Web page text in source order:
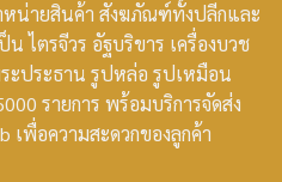
หน่ายสินค้า สังฆภัณฑ์ทั้งปลีกและ
ไตรจีวร อัฐบริขาร เครื่องบวช
ะประธาน รูปหล่อ รูปเหมือน
รายการ พร้อมบริการจัดส่ง
เพื่อความสะดวกของลูกค้า